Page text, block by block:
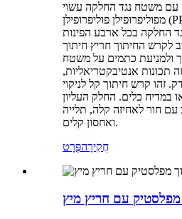
עם משטח נגד החלקה עשוי
מפוליפרופילן פוליפרופילן (PP) ברמת מזון. לקרש
החלקה בכל ארבע הפינות
לקרש החיתוך חריץ חיתוך
ולמניעת כתמים על משטח
תכונות אנטיבקטריאליות,
זהו קרש חיתוך קל לניקוי
במדיח כלים. החלק העליון
חור לאחיזה קלה, תלייה
ואחסון קלים.
חֲקִירָהפְּרָט
עם חריץ מיץ